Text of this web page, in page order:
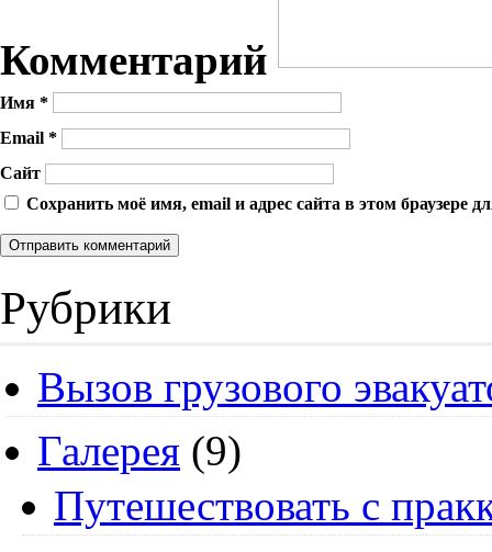
Комментарий
Имя *
Email *
Сайт
Сохранить моё имя, email и адрес сайта в этом браузере
Рубрики
Вызов грузового
Галерея (9)
Путешествовать с